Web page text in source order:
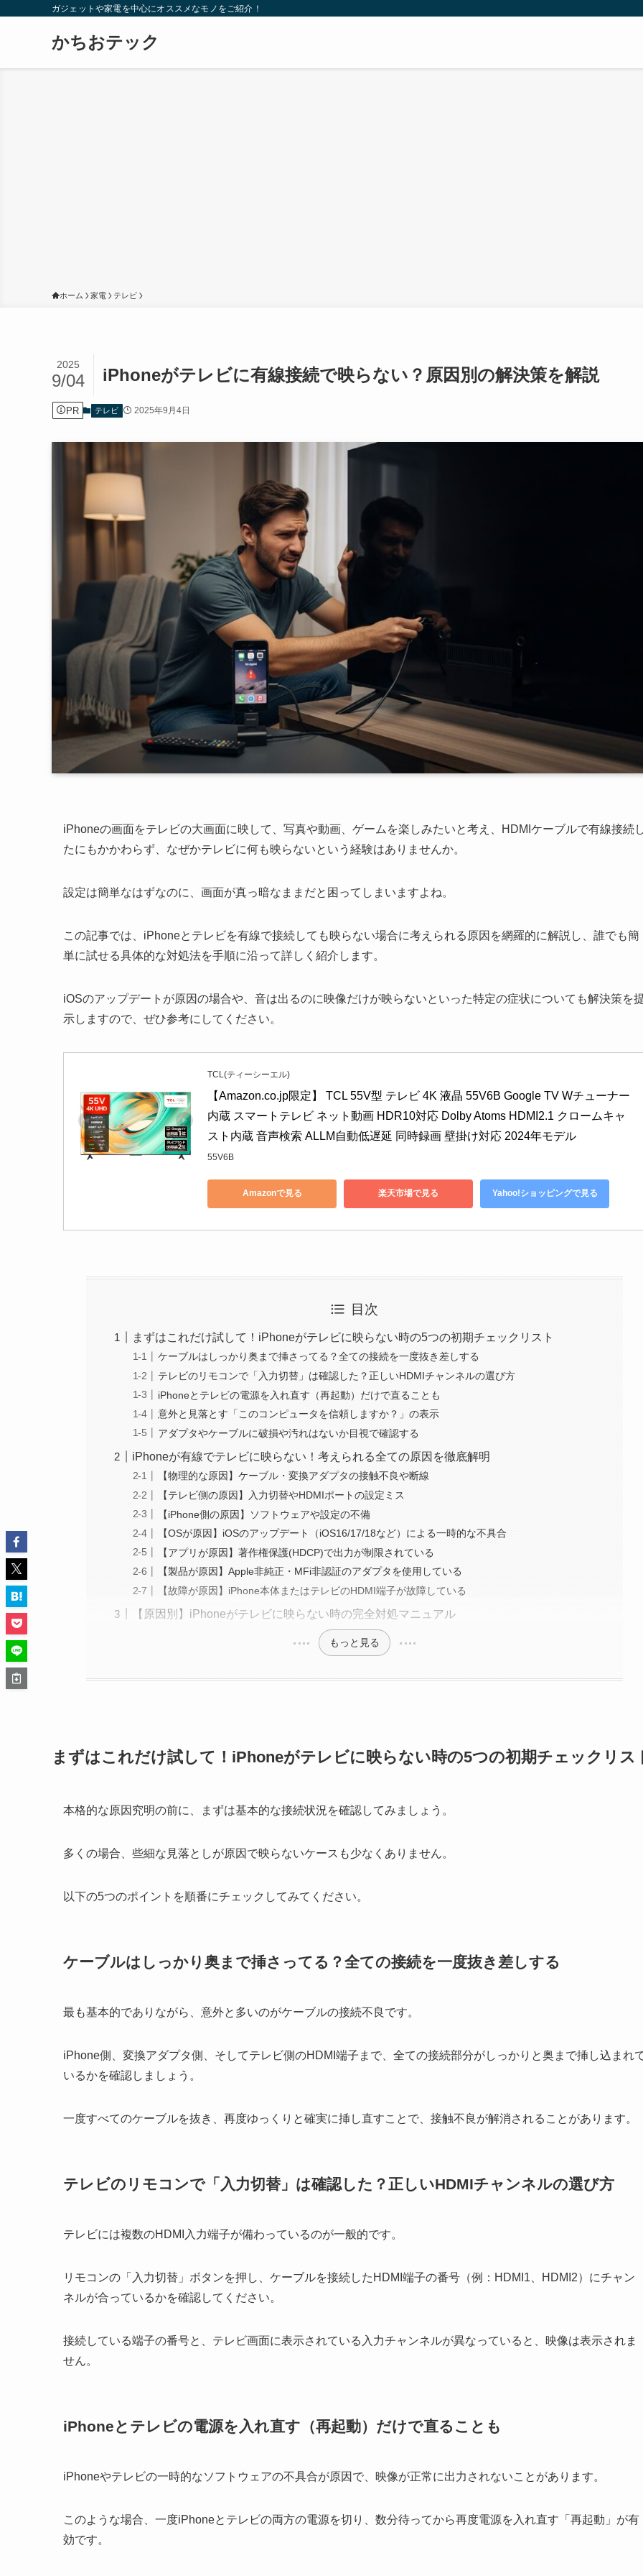
ガジェットや家電を中心にオススメなモノをご紹介！
かちおテック
ホーム 家電 テレビ
iPhoneがテレビに有線接続で映らない？原因別の解決策を解説
2025
9/04
PR テレビ 2025年9月4日
iPhoneの画面をテレビの大画面に映して、写真や動画、ゲームを楽しみたいと考え、HDMIケーブルで有線接続
たにもかかわらず、なぜかテレビに何も映らないという経験はありませんか。
設定は簡単なはずなのに、画面が真っ暗なままだと困ってしまいますよね。
この記事では、iPhoneとテレビを有線で接続しても映らない場合に考えられる原因を網羅的に解説し、誰でも簡
単に試せる具体的な対処法を手順に沿って詳しく紹介します。
iOSのアップデートが原因の場合や、音は出るのに映像だけが映らないといった特定の症状についても解決策を
示しますので、ぜひ参考にしてください。
TCL(ティーシーエル)
【Amazon.co.jp限定】 TCL 55V型 テレビ 4K 液晶 55V6B Google TV Wチューナー
内蔵 スマートテレビ ネット動画 HDR10対応 Dolby Atoms HDMI2.1 クロームキャ
スト内蔵 音声検索 ALLM自動低遅延 同時録画 壁掛け対応 2024年モデル
55V6B
Amazonで見る 楽天市場で見る Yahoo!ショッピングで見る
目次
まずはこれだけ試して！iPhoneがテレビに映らない時の5つの初期チェックリスト
ケーブルはしっかり奥まで挿さってる？全ての接続を一度抜き差しする
テレビのリモコンで「入力切替」は確認した？正しいHDMIチャンネルの選び方
iPhoneとテレビの電源を入れ直す（再起動）だけで直ることも
意外と見落とす「このコンピュータを信頼しますか？」の表示
アダプタやケーブルに破損や汚れはないか目視で確認する
iPhoneが有線でテレビに映らない！考えられる全ての原因を徹底解明
【物理的な原因】ケーブル・変換アダプタの接触不良や断線
【テレビ側の原因】入力切替やHDMIポートの設定ミス
【iPhone側の原因】ソフトウェアや設定の不備
【OSが原因】iOSのアップデート（iOS16/17/18など）による一時的な不具合
【アプリが原因】著作権保護(HDCP)で出力が制限されている
【製品が原因】Apple非純正・MFi非認証のアダプタを使用している
【故障が原因】iPhone本体またはテレビのHDMI端子が故障している
【原因別】iPhoneがテレビに映らない時の完全対処マニュアル
もっと見る
まずはこれだけ試して！iPhoneがテレビに映らない時の5つの初期チェックリス
本格的な原因究明の前に、まずは基本的な接続状況を確認してみましょう。
多くの場合、些細な見落としが原因で映らないケースも少なくありません。
以下の5つのポイントを順番にチェックしてみてください。
ケーブルはしっかり奥まで挿さってる？全ての接続を一度抜き差しする
最も基本的でありながら、意外と多いのがケーブルの接続不良です。
iPhone側、変換アダプタ側、そしてテレビ側のHDMI端子まで、全ての接続部分がしっかりと奥まで挿し込まれ
いるかを確認しましょう。
一度すべてのケーブルを抜き、再度ゆっくりと確実に挿し直すことで、接触不良が解消されることがあります。
テレビのリモコンで「入力切替」は確認した？正しいHDMIチャンネルの選び方
テレビには複数のHDMI入力端子が備わっているのが一般的です。
リモコンの「入力切替」ボタンを押し、ケーブルを接続したHDMI端子の番号（例：HDMI1、HDMI2）にチャン
ネルが合っているかを確認してください。
接続している端子の番号と、テレビ画面に表示されている入力チャンネルが異なっていると、映像は表示されま
せん。
iPhoneとテレビの電源を入れ直す（再起動）だけで直ることも
iPhoneやテレビの一時的なソフトウェアの不具合が原因で、映像が正常に出力されないことがあります。
このような場合、一度iPhoneとテレビの両方の電源を切り、数分待ってから再度電源を入れ直す「再起動」が有
効です。